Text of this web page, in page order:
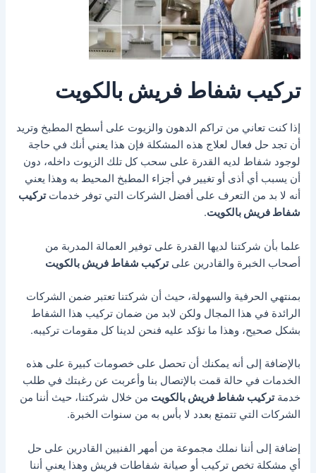
تركيب شفاط فريش بالكويت
إذا كنت تعاني من تراكم الدهون والزيوت على أسطح المطبخ وتريد
أن تجد حل فعال لعلاج هذه المشكلة فإن هذا يعني أنك في حاجة
لوجود شفاط لديه القدرة على سحب كل تلك الزيوت داخله، دون
أن يسبب أي أذى أو تغيير في أجزاء المطبخ المحيط به وهذا يعني
أنه لا بد من التعرف على أفضل الشركات التي توفر خدماتتركيب
شفاط فريش بالكويت.
علما بأن شركتنا لديها القدرة على توفير العمالة المدربة من
أصحاب الخبرة والقادرين علىتركيب شفاط فريش بالكويت
بمنتهي الحرفية والسهولة، حيث أن شركتنا تعتبر ضمن الشركات
الرائدة في هذا المجال ولكن لابد من ضمان تركيب هذا الشفاط
بشكل صحيح، وهذا ما نؤكد عليه فنحن لدينا كل مقومات تركيبه.
بالإضافة إلى أنه يمكنك أن تحصل على خصومات كبيرة على هذه
الخدمات في حالة قمت بالإتصال بنا وأعربت عن رغبتك في طلب
خدمةتركيب شفاط فريش بالكويت من خلال شركتنا، حيث أننا من
الشركات التي تتمتع بعدد لا بأس به من سنوات الخبرة.
إضافة إلى أننا نملك مجموعة من أمهر الفنيين القادرين على حل
أي مشكلة تخص تركيب أو صيانة شفاطات فريش وهذا يعني أننا